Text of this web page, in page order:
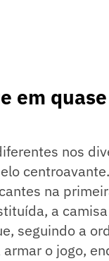
em
nos
na
a
seguindo a
o jogo,